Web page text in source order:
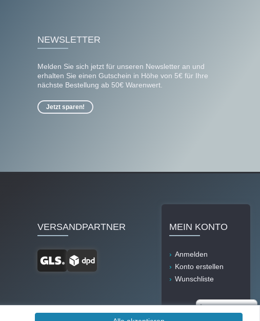
NEWSLETTER
Melden Sie sich jetzt für unseren Newsletter an und
erhalten Sie einen Gutschein in Höhe von 5€ für Ihre
nächste Bestellung ab 50€ Warenwert.
Jetzt sparen!
VERSANDPARTNER MEIN KONTO
Anmelden
Konto erstellen
Wunschliste